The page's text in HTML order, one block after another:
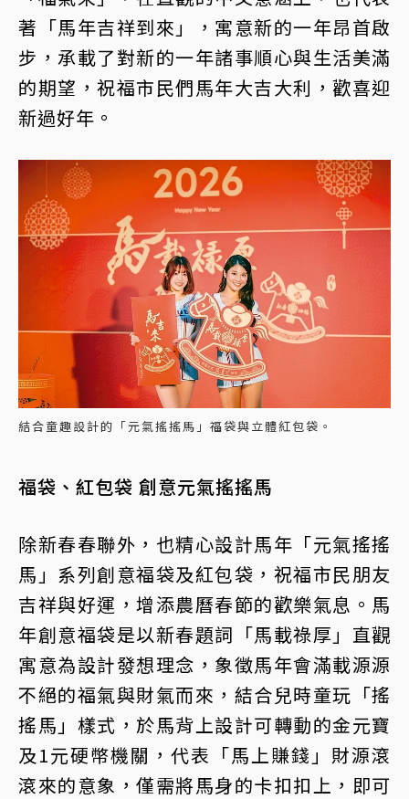
著「馬年吉祥到來」，寓意新的一年昂首啟
步，承載了對新的一年諸事順心與生活美滿
的期望，祝福市民們馬年大吉大利，歡喜迎
新過好年。
結合童趣設計的「元氣搖搖馬」福袋與立體紅包袋。
福袋、紅包袋 創意元氣搖搖馬
除新春春聯外，也精心設計馬年「元氣搖搖
馬」系列創意福袋及紅包袋，祝福市民朋友
吉祥與好運，增添農曆春節的歡樂氣息。馬
年創意福袋是以新春題詞「馬載祿厚」直觀
寓意為設計發想理念，象徵馬年會滿載源源
不絕的福氣與財氣而來，結合兒時童玩「搖
搖馬」樣式，於馬背上設計可轉動的金元寶
及1元硬幣機關，代表「馬上賺錢」財源滾
滾來的意象，僅需將馬身的卡扣扣上，即可